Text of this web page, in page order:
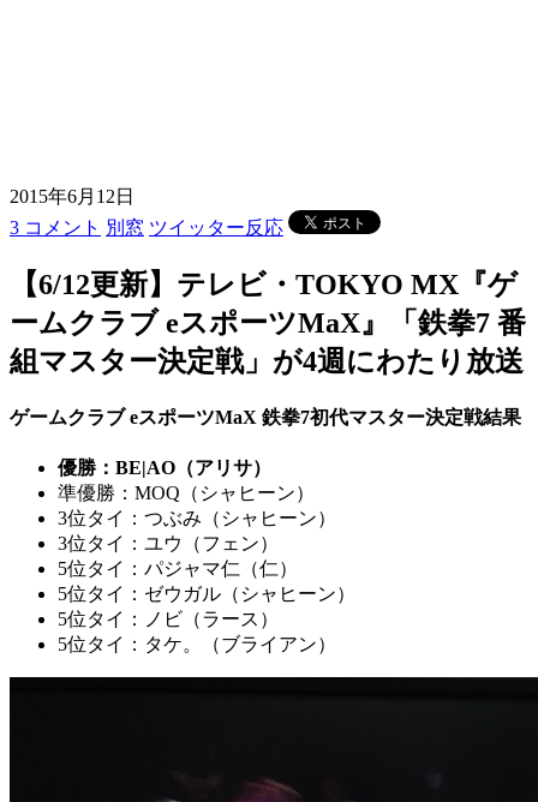
2015年6月12日
3 コメント 別窓 ツイッター反応
【6/12更新】テレビ・TOKYO MX『ゲ
ームクラブ eスポーツMaX』「鉄拳7 番
組マスター決定戦」が4週にわたり放送
ゲームクラブ eスポーツMaX 鉄拳7初代マスター決定戦結果
優勝：BE|AO（アリサ）
準優勝：MOQ（シャヒーン）
3位タイ：つぶみ（シャヒーン）
3位タイ：ユウ（フェン）
5位タイ：パジャマ仁（仁）
5位タイ：ゼウガル（シャヒーン）
5位タイ：ノビ（ラース）
5位タイ：タケ。（ブライアン）